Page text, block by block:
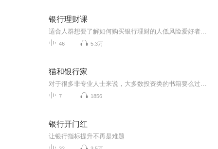
银行理财课
46 5.3万
猫和银行家
7 1856
银行开门红
让银行指标提升不再是难题